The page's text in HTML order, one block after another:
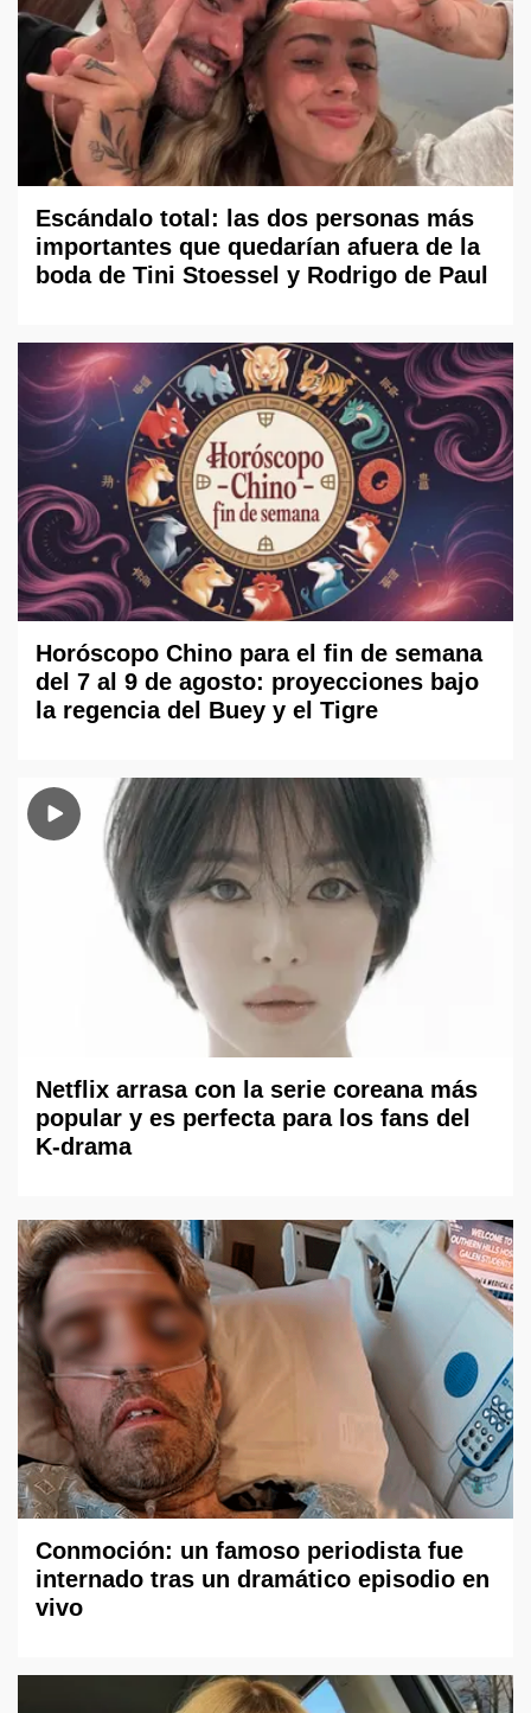
Escándalo total: las dos personas más
importantes que quedarían afuera de la
boda de Tini Stoessel y Rodrigo de Paul
Horóscopo Chino para el fin de semana
del 7 al 9 de agosto: proyecciones bajo
la regencia del Buey y el Tigre
Netflix arrasa con la serie coreana más
popular y es perfecta para los fans del
K-drama
Conmoción: un famoso periodista fue
internado tras un dramático episodio en
vivo